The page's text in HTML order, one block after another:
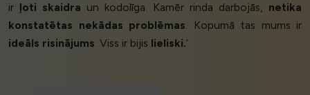
ir ļoti skaidra un kodolīga. Kamēr rinda darbojās, netika
konstatētas nekādas problēmas. Kopumā tas mums ir
ideāls risinājums. Viss ir bijis lieliski.’